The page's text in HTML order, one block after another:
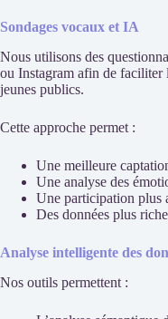
Sondages vocaux et IA
Nous utilisons des
ou Instagram afin de faciliter
jeunes publics.
Cette approche permet :
Une meilleure
Une analyse des
Une participation plus
Des données plus
Analyse intelligente des
Nos outils permettent :